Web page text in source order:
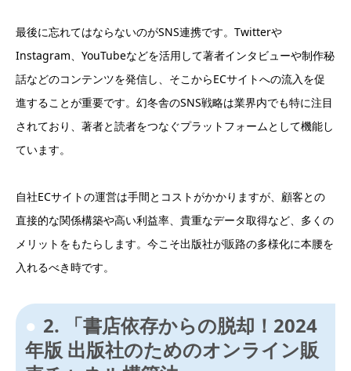
最後に忘れてはならないのがSNS連携です。Twitterや
Instagram、YouTubeなどを活用して著者インタビューや制作秘
話などのコンテンツを発信し、そこからECサイトへの流入を促
進することが重要です。幻冬舎のSNS戦略は業界内でも特に注目
されており、著者と読者をつなぐプラットフォームとして機能し
ています。
自社ECサイトの運営は手間とコストがかかりますが、顧客との
直接的な関係構築や高い利益率、貴重なデータ取得など、多くの
メリットをもたらします。今こそ出版社が販路の多様化に本腰を
入れるべき時です。
2. 「書店依存からの脱却！2024
年版 出版社のためのオンライン販